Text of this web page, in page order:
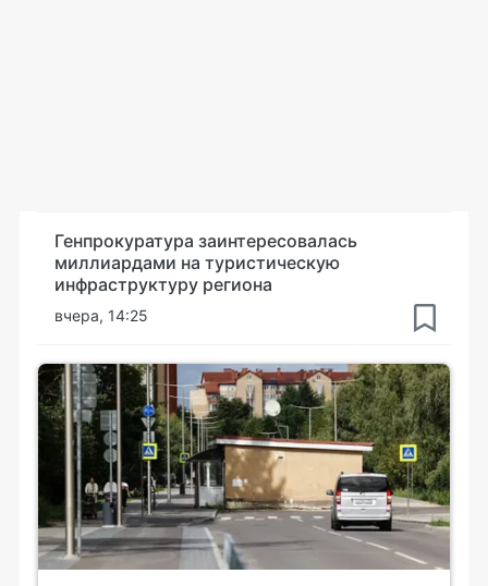
Генпрокуратура заинтересовалась
миллиардами на туристическую
инфраструктуру региона
вчера, 14:25